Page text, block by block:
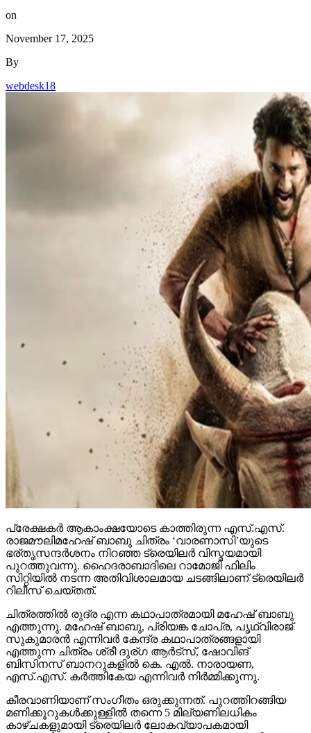
on
November 17, 2025
By
webdesk18
പ്രേക്ഷകര്‍ ആകാംക്ഷയോടെ കാത്തിരുന്ന എസ്.എസ്.
രാജമൗലിമഹേഷ് ബാബു ചിത്രം ‘വാരണാസി’യുടെ
ഭര്തൃസന്ദര്‍ശനം നിറഞ്ഞ ട്രെയിലര്‍ വിസ്മയമായി
പുറത്തുവന്നു. ഹൈദരാബാദിലെ റാമോജി ഫിലിം
സിറ്റിയില്‍ നടന്ന അതിവിശാലമായ ചടങ്ങിലാണ് ട്രെയിലര്‍
റിലീസ് ചെയ്തത്.
ചിത്രത്തില്‍ രുദ്ര എന്ന കഥാപാത്രമായി മഹേഷ് ബാബു
എത്തുന്നു. മഹേഷ് ബാബു, പ്രിയങ്ക ചോപ്ര, പൃഥ്വിരാജ്
സുകുമാരന്‍ എന്നിവര്‍ കേന്ദ്ര കഥാപാത്രങ്ങളായി
എത്തുന്ന ചിത്രം ശ്രീ ദുര്ഗ ആര്‍ട്‌സ്, ഷോവിങ്
ബിസിനസ് ബാനറുകളില്‍ കെ. എല്‍. നാരായണ,
എസ്.എസ്. കര്‍ത്തികേയ എന്നിവര്‍ നിര്‍മ്മിക്കുന്നു.
കീരവാണിയാണ് സംഗീതം ഒരുക്കുന്നത്. പുറത്തിറങ്ങിയ
മണിക്കൂറുകള്‍ക്കുള്ളില്‍ തന്നെ 5 മില്യണിലധികം
കാഴ്ചകളുമായി ട്രെയിലര്‍ ലോകവ്യാപകമായി